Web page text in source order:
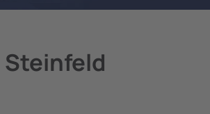
Steinfeld